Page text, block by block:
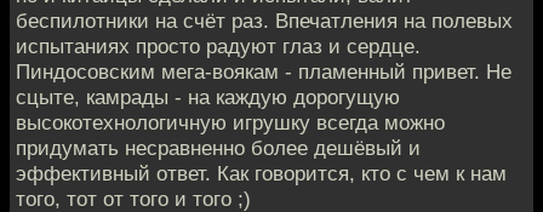
беспилотники на счёт раз. Впечатления на полевых
испытаниях просто радуют глаз и сердце.
Пиндосовским мега-воякам - пламенный привет. Не
сцыте, камрады - на каждую дорогущую
высокотехнологичную игрушку всегда можно
придумать несравненно более дешёвый и
эффективный ответ. Как говорится, кто с чем к нам
того, тот от того и того ;)